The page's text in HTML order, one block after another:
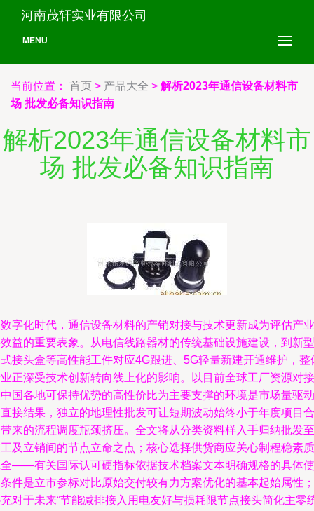
河南茂轩实业有限公司
MENU
当前位置： 首页 > 产品大全 > 解析2023年通信设备材料市
场 批发必备知识指南
解析2023年通信设备材料市
场 批发必备知识指南
字化时代，通信设备材料的产销对接与技术更新成为评估产业
益的重要表象。从电信线路器材的传统基础设施建设，到新型
接头盒等高性能工件对应4G跟进、5G轻量新建开通维护，整
正深受技术创新转向线上化的影响。以目前全球工厂资源对接
国各地可保持优势的高性价比为主要支撑的环境是市场量驱动
接结果，独立的地理性批发可让短期波动始终小于年度项目合
来的流程调度瓶颈挤压。全文将从分类资料样入手归纳批发至
及立销间的节点立命之点；核心选择供货商应关心制程稳素质
——有关国际认可硬指标依据技术档案文本明确规格的具体使
件是立市参标对比原始交付较有力方案优化的基本起始属性；
对于未来“节能减排接入用电友好与损耗限节点接头简化主零